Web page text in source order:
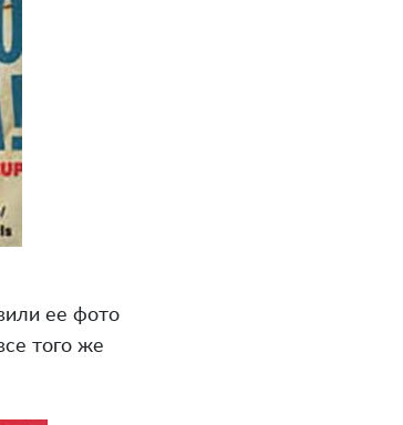
ее фото
того же